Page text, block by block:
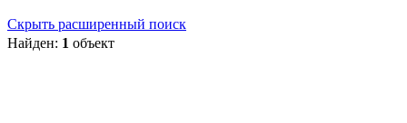
Скрыть расширенный поиск
Найден: 1 объект